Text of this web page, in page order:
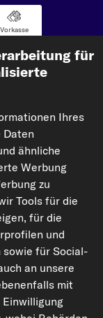
Vorkasse
carpardoo.fr
Datenbank, dürfen
der Daten und
und/oder die
für
Ihres
Daten
ähnliche
Werbung
zu
Tools für die
für die
und
für Social-
an unsere
mit